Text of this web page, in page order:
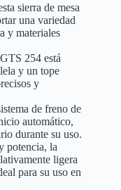
sierra de mesa
una variedad
y materiales
254 está
y un tope
y
de freno de
automático,
durante su uso.
potencia, la
ligera
para su uso en